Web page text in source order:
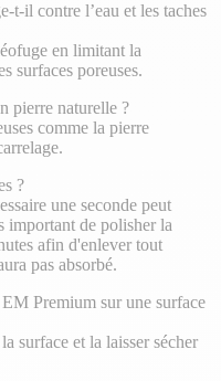
t-il contre l’eau et les taches
en limitant la
surfaces poreuses.
pierre naturelle ?
comme la pierre
?
une seconde peut
important de polisher la
afin d'enlever tout
pas absorbé.
Premium sur une surface
surface et la laisser sécher